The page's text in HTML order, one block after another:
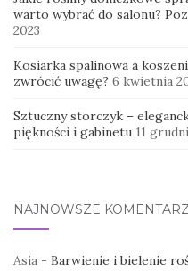
warto wybrać do salonu?
2023
Kosiarka spalinowa a
zwrócić uwagę? 6 kwietnia
Sztuczny storczyk –
piękności i gabinetu 11
NAJNOWSZE
Asia - Barwienie i bielenie